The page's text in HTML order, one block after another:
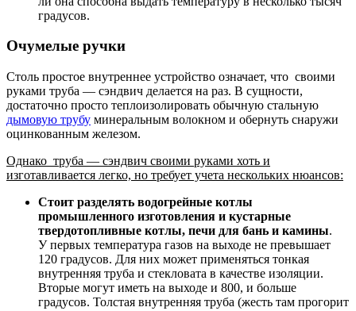
градусов.
Очумелые ручки
Столь простое внутреннее устройство означает, что своими
руками труба — сэндвич делается на раз. В сущности,
достаточно просто теплоизолировать обычную стальную
дымовую трубу минеральным волокном и обернуть снаружи
оцинкованным железом.
Однако труба — сэндвич своими руками хоть и
изготавливается легко, но требует учета нескольких нюансов:
Стоит разделять водогрейные котлы
промышленного изготовления и кустарные
твердотопливные котлы, печи для бань и камины.
У первых температура газов на выходе не превышает
120 градусов. Для них может применяться тонкая
внутренняя труба и стекловата в качестве изоляции.
Вторые могут иметь на выходе и 800, и больше
градусов. Толстая внутренняя труба (жесть там прогорит